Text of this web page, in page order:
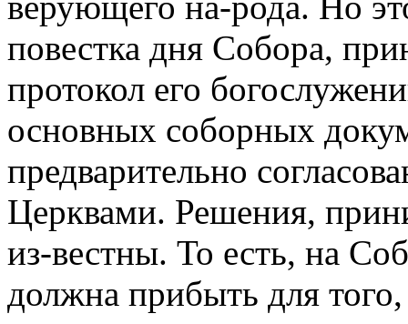
повестка дня Собора,
протокол его
основных соборных
предварительно
Церквами. Решения,
из-вестны. То есть, на
должна прибыть для